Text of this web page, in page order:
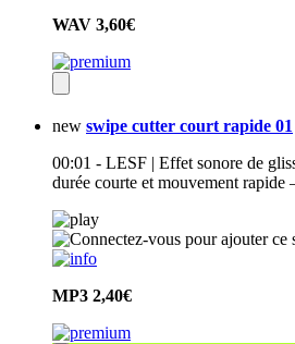
WAV 3,60€
new swipe cutter court rapide 01
00:01 - LESF | Effet sonore de
durée courte et mouvement
MP3 2,40€